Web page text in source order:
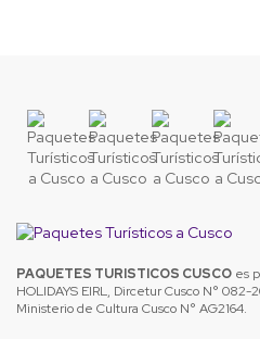
PAQUETES TURISTICOS CUSCO es
HOLIDAYS EIRL, Dircetur Cusco N° 082-
Ministerio de Cultura Cusco N° AG2164.